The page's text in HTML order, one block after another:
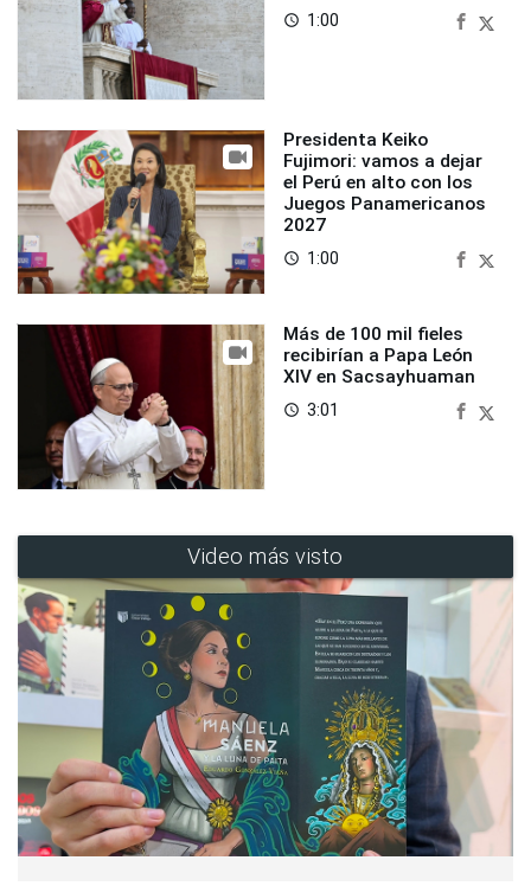
access_time 1:00
Presidenta Keiko
Fujimori: vamos a dejar
el Perú en alto con los
Juegos Panamericanos
2027
access_time 1:00
Más de 100 mil fieles
recibirían a Papa León
XIV en Sacsayhuaman
access_time 3:01
Video más visto